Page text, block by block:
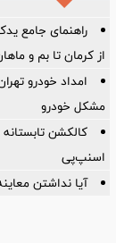
راهنمای جامع
از کرمان تا بم و
مشکل خودرو
کالکشن
اسنپ‌پی
آیا نداشتن